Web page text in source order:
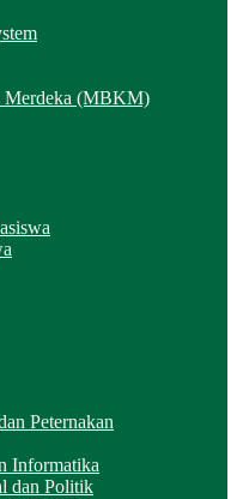
Merdeka (MBKM)
Peternakan
Informatika
dan Politik